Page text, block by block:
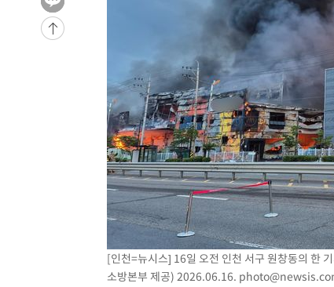
9시간 전 >
[속보]뉴욕증시 상승 마감…S&P 0.6% 나스닥 1.3%↑
-26601초 전 >
이란 "호르무즈 재개방 합의 근접…美 배상 선행돼야"
[속보]與최고위원 제주·인천 순회경선…박선원·최
[속보]김민석, 與 전대 당원투표 누적 득표율
[속보]與 대표 경선 제주·인천 당원투표…金
42.08%·宋 10.17%이강인 "아틀레티코 이적 기뻐…등번호 7번 의미보
[속보]與 당대표 경선, 제주·인천 권리당원 투표 김
낮 최고 35도 '무더위'…동해안 시간당 30㎜ '강한
[속보]이강인 "감독님이 원하는 마음 느꼈고, 많은 트
수도권 40도 육박 '펄펄'…동해안 일부 지역엔 호의주
온열질환 사망자 3명 늘어…누적 환자 3000명 돌파
강릉에 시간당 81.4㎜ 물폭탄…도로 잠기고 담벼락
백운산서 80년근 천종산삼 9뿌리 발견…감정가 1.3억원
[인천=뉴시스] 16일 오전 인천 서구 원창동의 한
소방본부 제공) 2026.06.16.